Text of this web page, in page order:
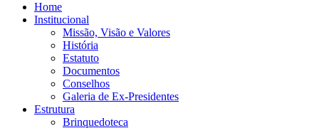
Home
Institucional
Missão, Visão e Valores
História
Estatuto
Documentos
Conselhos
Galeria de Ex-Presidentes
Estrutura
Brinquedoteca